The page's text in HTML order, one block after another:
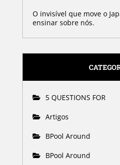
O invisível que move o
ensinar sobre nós.
5 QUESTIONS FOR
Artigos
BPool Around
BPool Around